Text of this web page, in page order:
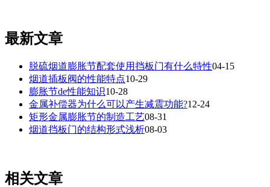
最新文章
脱硫烟道膨胀节配套使用挡板门有什么特性04-15
烟道插板阀的性能特点10-29
膨胀节de性能知识10-28
金属补偿器为什么可以产生减震功能?12-24
矩形金属膨胀节的制造工艺08-31
烟道挡板门的结构形式浅析08-03
相关文章